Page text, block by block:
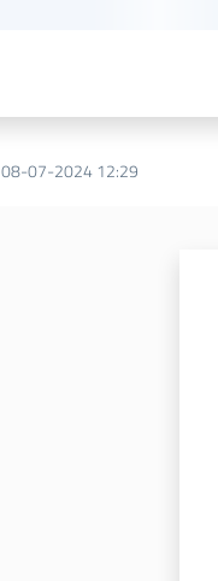
08-07-2024 12:29